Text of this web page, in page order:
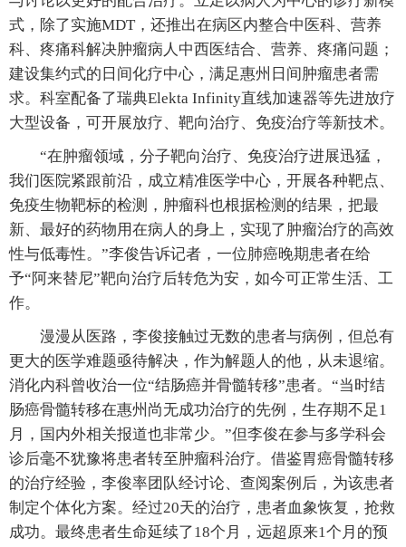
式，除了实施MDT，还推出在病区内整合中医科、营养
科、疼痛科解决肿瘤病人中西医结合、营养、疼痛问题；
建设集约式的日间化疗中心，满足惠州日间肿瘤患者需
求。科室配备了瑞典Elekta Infinity直线加速器等先进放疗
大型设备，可开展放疗、靶向治疗、免疫治疗等新技术。
“在肿瘤领域，分子靶向治疗、免疫治疗进展迅猛，
我们医院紧跟前沿，成立精准医学中心，开展各种靶点、
免疫生物靶标的检测，肿瘤科也根据检测的结果，把最
新、最好的药物用在病人的身上，实现了肿瘤治疗的高效
性与低毒性。”李俊告诉记者，一位肺癌晚期患者在给
予“阿来替尼”靶向治疗后转危为安，如今可正常生活、工
作。
漫漫从医路，李俊接触过无数的患者与病例，但总有
更大的医学难题亟待解决，作为解题人的他，从未退缩。
消化内科曾收治一位“结肠癌并骨髓转移”患者。“当时结
肠癌骨髓转移在惠州尚无成功治疗的先例，生存期不足1
月，国内外相关报道也非常少。”但李俊在参与多学科会
诊后毫不犹豫将患者转至肿瘤科治疗。借鉴胃癌骨髓转移
的治疗经验，李俊率团队经讨论、查阅案例后，为该患者
制定个体化方案。经过20天的治疗，患者血象恢复，抢救
成功。最终患者生命延续了18个月，远超原来1个月的预